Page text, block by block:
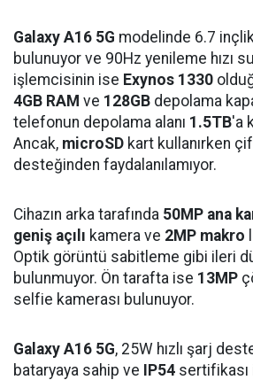
Galaxy A16 5G modelinde 6.7
bulunuyor ve 90Hz yenileme hızı
işlemcisinin ise Exynos 1330
4GB RAM ve 128GB depolama
telefonun depolama alanı 1.5TB'a
Ancak, microSD kart kullanırken
desteğinden faydalanılamıyor.
Cihazın arka tarafında 50MP ana
geniş açılı kamera ve 2MP makro
Optik görüntü sabitleme gibi ileri
bulunmuyor. Ön tarafta ise 13MP
selfie kamerası bulunuyor.
Galaxy A16 5G, 25W hızlı şarj
bataryaya sahip ve
IP54